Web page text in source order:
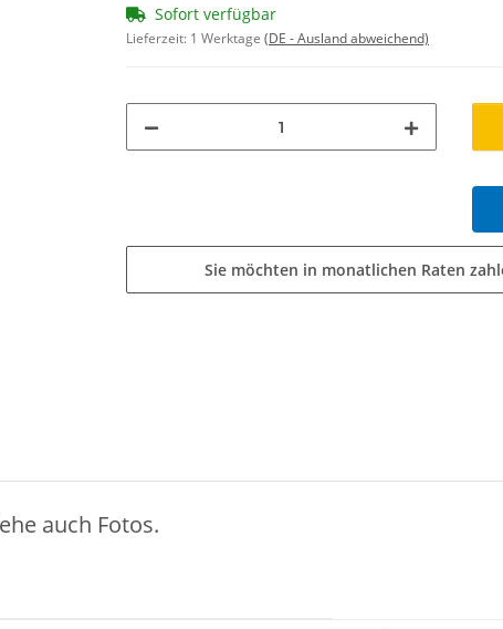
Sofort verfügbar
Lieferzeit: 1 Werktage (DE - Ausland abweichend)
Sie möchten in monatlichen Raten
auch Fotos.